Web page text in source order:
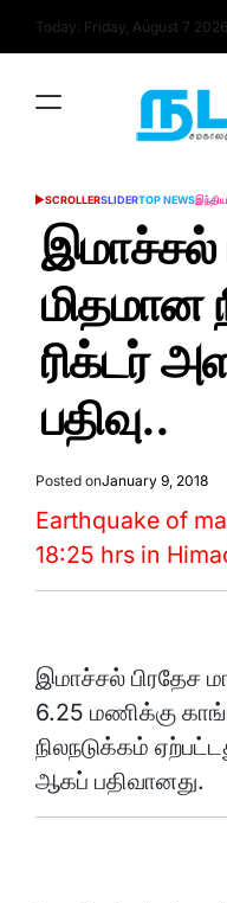
Today: Friday, August 7 2026
POSTED
SCROLLERSLIDERTOP NEWS
இமாச்சல்
மிதமான
ரிக்டர்
பதிவு..
Posted onJanuary 9, 2018
Earthquake of
18:25 hrs in
இமாச்சல் பிரதேச
6.25 மணிக்கு
நிலநடுக்கம்
ஆகப் பதிவானது.